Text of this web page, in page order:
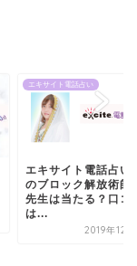
エキサイト電話占い
エキサイト電話占い
のブロック解放術師
先生は当たる？口コ
は...
2019年12